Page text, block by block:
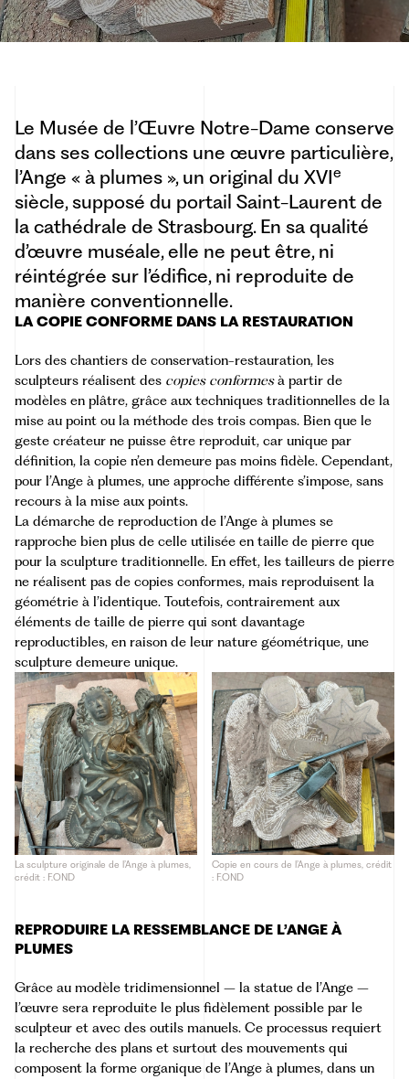
Le Musée de l’Œuvre Notre-Dame conserve
dans ses collections une œuvre particulière,
l’Ange « à plumes », un original du XVIe
siècle, supposé du portail Saint-Laurent de
la cathédrale de Strasbourg. En sa qualité
d’œuvre muséale, elle ne peut être, ni
réintégrée sur l’édifice, ni reproduite de
manière conventionnelle.
LA COPIE CONFORME DANS LA RESTAURATION
Lors des chantiers de conservation-restauration, les
sculpteurs réalisent des copies conformesà partir de
modèles en plâtre, grâce aux techniques traditionnelles de la
mise au point ou la méthode des trois compas. Bien que le
geste créateur ne puisse être reproduit, car unique par
définition, la copie n’en demeure pas moins fidèle. Cependant,
pour l’Ange à plumes, une approche différente s’impose, sans
recours à la mise aux points.
La démarche de reproduction de l’Ange à plumes se
rapproche bien plus de celle utilisée en taille de pierre que
pour la sculpture traditionnelle. En effet, les tailleurs de pierre
ne réalisent pas de copies conformes, mais reproduisent la
géométrie à l’identique. Toutefois, contrairement aux
éléments de taille de pierre qui sont davantage
reproductibles, en raison de leur nature géométrique, une
sculpture demeure unique.
La sculpture originale de l’Ange à plumes,
crédit : F.OND
Copie en cours de l’Ange à plumes, crédit
: F.OND
REPRODUIRE LA RESSEMBLANCE DE L’ANGE À
PLUMES
Grâce au modèle tridimensionnel – la statue de l’Ange –
l’œuvre sera reproduite le plus fidèlement possible par le
sculpteur et avec des outils manuels. Ce processus requiert
la recherche des plans et surtout des mouvements qui
composent la forme organique de l’Ange à plumes, dans un